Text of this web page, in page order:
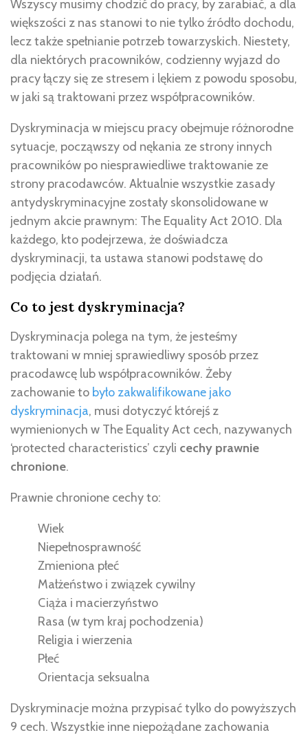
Wszyscy musimy chodzić do pracy, by zarabiać, a dla
większości z nas stanowi to nie tylko źródło dochodu,
lecz także spełnianie potrzeb towarzyskich. Niestety,
dla niektórych pracowników, codzienny wyjazd do
pracy łączy się ze stresem i lękiem z powodu sposobu,
w jaki są traktowani przez współpracowników.
Dyskryminacja w miejscu pracy obejmuje różnorodne
sytuacje, począwszy od nękania ze strony innych
pracowników po niesprawiedliwe traktowanie ze
strony pracodawców. Aktualnie wszystkie zasady
antydyskryminacyjne zostały skonsolidowane w
jednym akcie prawnym: The Equality Act 2010. Dla
każdego, kto podejrzewa, że doświadcza
dyskryminacji, ta ustawa stanowi podstawę do
podjęcia działań.
Co to jest dyskryminacja?
Dyskryminacja polega na tym, że jesteśmy
traktowani w mniej sprawiedliwy sposób przez
pracodawcę lub współpracowników. Żeby
zachowanie to było zakwalifikowane jako
dyskryminacja, musi dotyczyć którejś z
wymienionych w The Equality Act cech, nazywanych
‘protected characteristics’ czyli cechy prawnie
chronione.
Prawnie chronione cechy to:
Wiek
Niepełnosprawność
Zmieniona płeć
Małżeństwo i związek cywilny
Ciąża i macierzyństwo
Rasa (w tym kraj pochodzenia)
Religia i wierzenia
Płeć
Orientacja seksualna
Dyskryminacje można przypisać tylko do powyższych
9 cech. Wszystkie inne niepożądane zachowania